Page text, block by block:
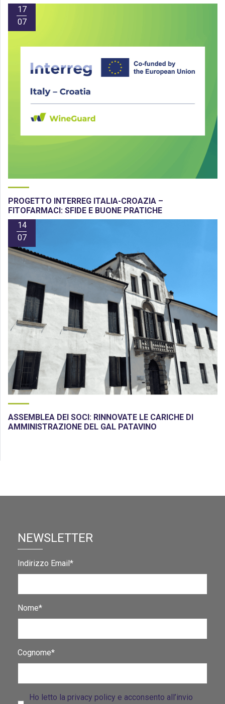
17
07
PROGETTO INTERREG ITALIA-CROAZIA –
FITOFARMACI: SFIDE E BUONE PRATICHE
14
07
ASSEMBLEA DEI SOCI: RINNOVATE LE CARICHE DI
AMMINISTRAZIONE DEL GAL PATAVINO
NEWSLETTER
Indirizzo Email*
Nome*
Cognome*
Ho letto la privacy policy e acconsento all’invio